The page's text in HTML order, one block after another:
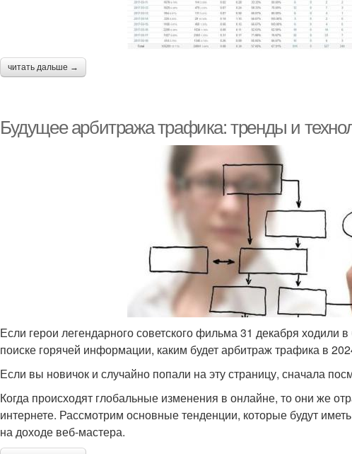
читать дальше →
Будущее арбитража трафика: тренды и
Если герои легендарного советского фильма 31 декабря ходили
поиске горячей информации, каким будет арбитраж трафика в
Если вы новичок и случайно попали на эту страницу, сначала
Когда происходят глобальные изменения в онлайне, то они же
интернете. Рассмотрим основные тенденции, которые будут
на доходе веб-мастера.